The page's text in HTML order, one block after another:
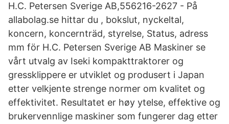
H.C. Petersen Sverige AB,556216-2627 - På
allabolag.se hittar du , bokslut, nyckeltal,
koncern, koncernträd, styrelse, Status, adress
mm för H.C. Petersen Sverige AB Maskiner se
vårt utvalg av Iseki kompakttraktorer og
gressklippere er utviklet og produsert i Japan
etter velkjente strenge normer om kvalitet og
effektivitet. Resultatet er høy ytelse, effektive og
brukervennlige maskiner som fungerer dag etter